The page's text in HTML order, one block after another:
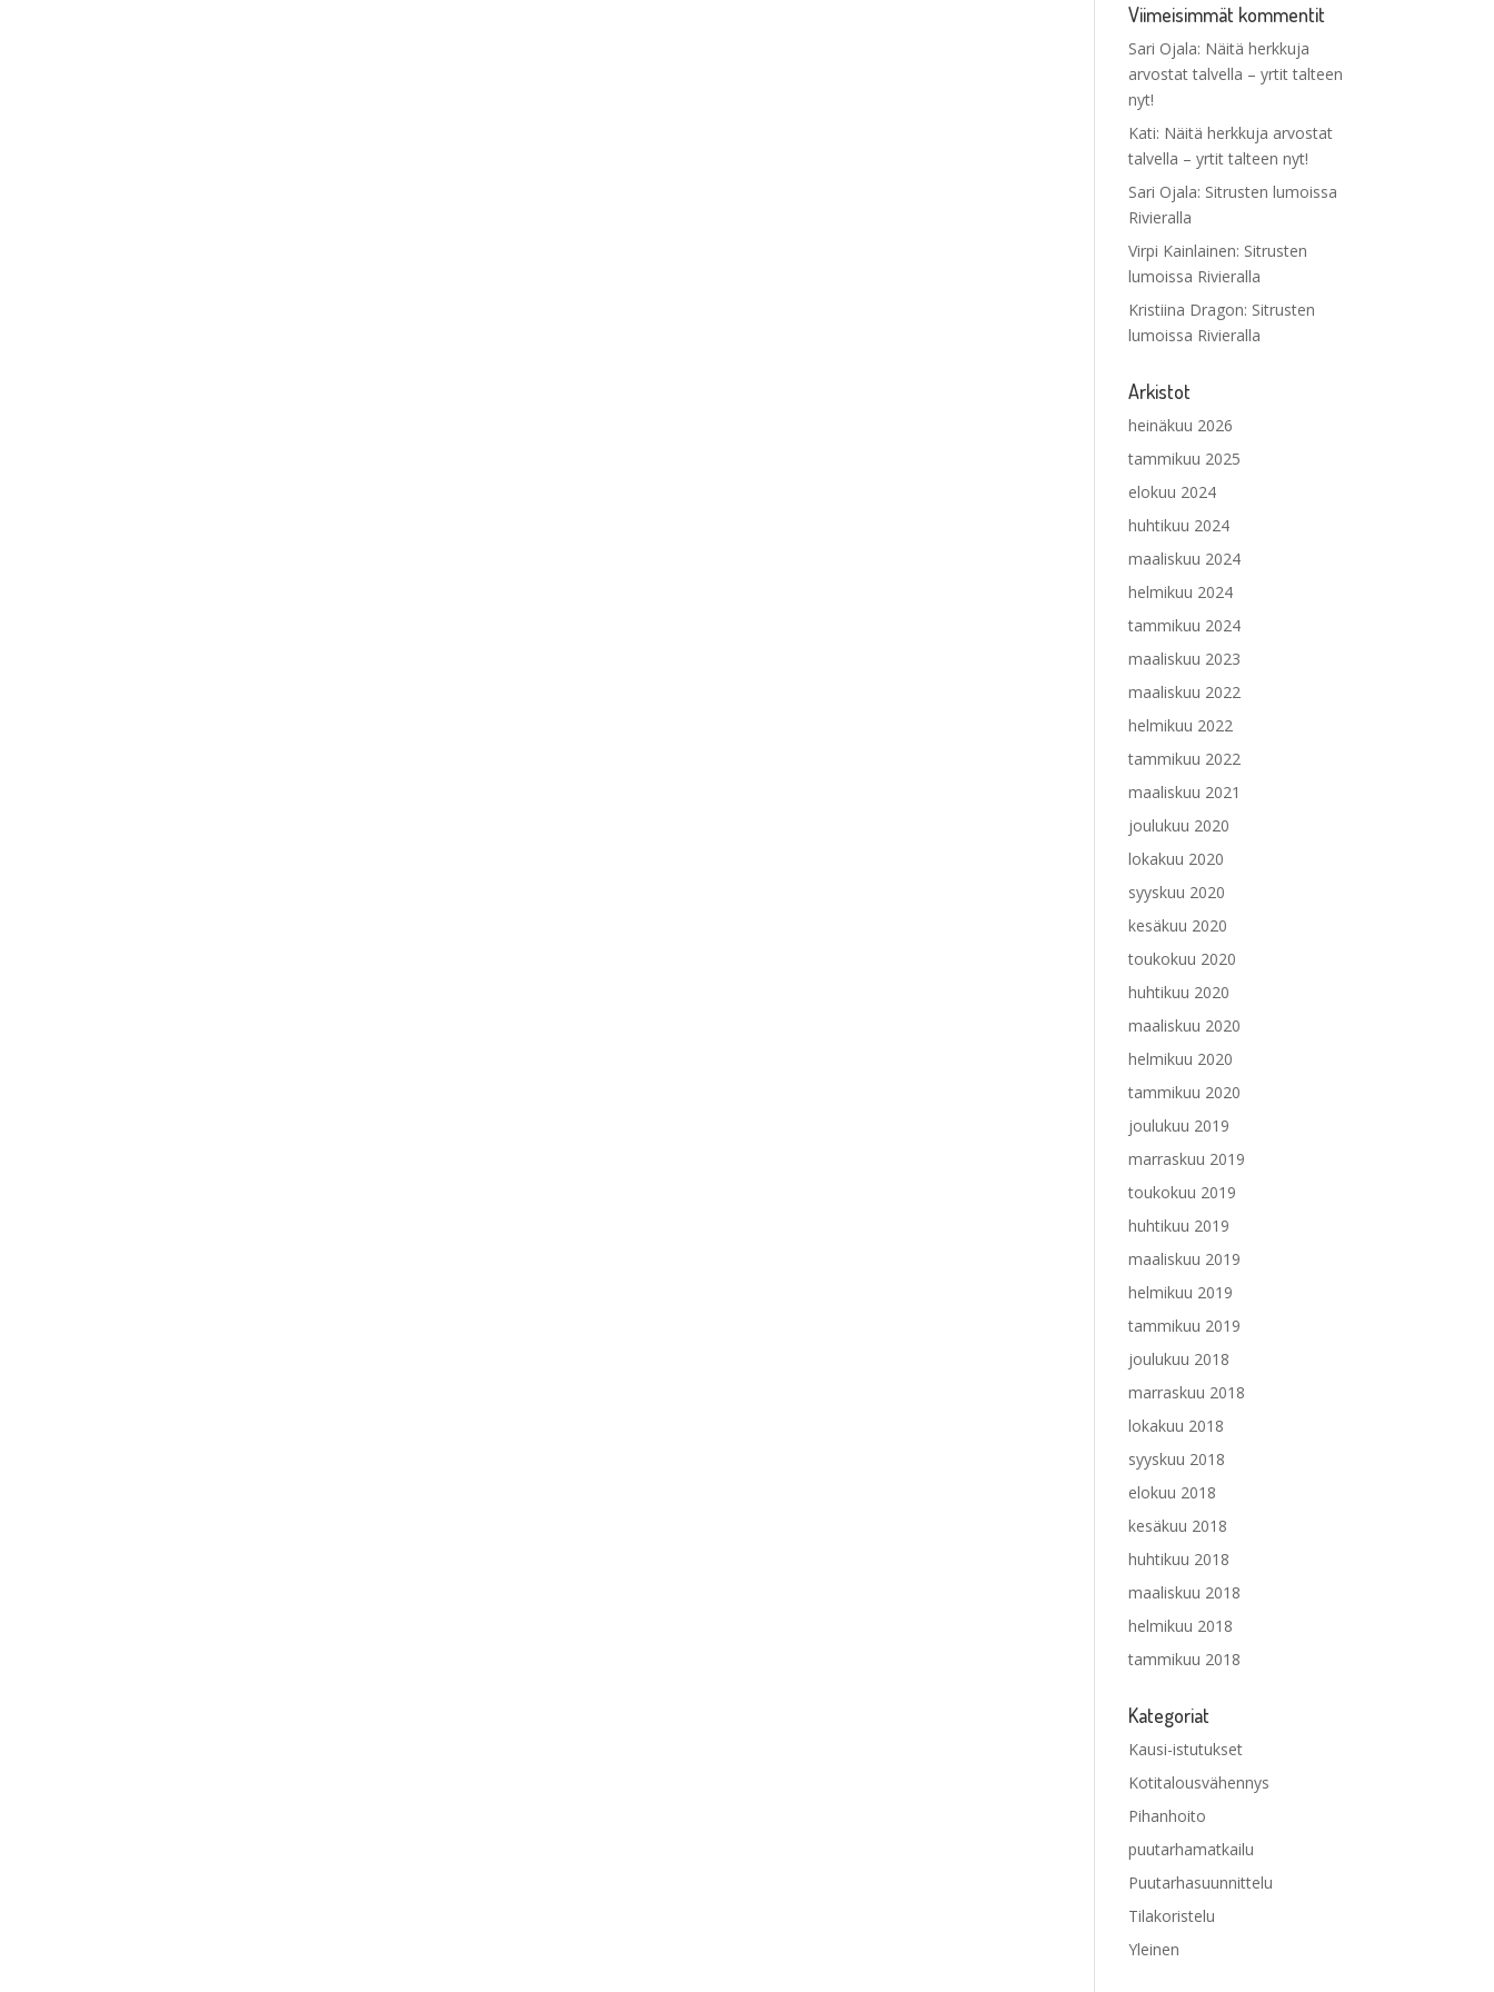
Viimeisimmät kommentit
Sari Ojala: Näitä herkkuja
arvostat talvella – yrtit talteen
nyt!
Kati: Näitä herkkuja arvostat
talvella – yrtit talteen nyt!
Sari Ojala: Sitrusten lumoissa
Rivieralla
Virpi Kainlainen: Sitrusten
lumoissa Rivieralla
Kristiina Dragon: Sitrusten
lumoissa Rivieralla
Arkistot
heinäkuu 2026
tammikuu 2025
elokuu 2024
huhtikuu 2024
maaliskuu 2024
helmikuu 2024
tammikuu 2024
maaliskuu 2023
maaliskuu 2022
helmikuu 2022
tammikuu 2022
maaliskuu 2021
joulukuu 2020
lokakuu 2020
syyskuu 2020
kesäkuu 2020
toukokuu 2020
huhtikuu 2020
maaliskuu 2020
helmikuu 2020
tammikuu 2020
joulukuu 2019
marraskuu 2019
toukokuu 2019
huhtikuu 2019
maaliskuu 2019
helmikuu 2019
tammikuu 2019
joulukuu 2018
marraskuu 2018
lokakuu 2018
syyskuu 2018
elokuu 2018
kesäkuu 2018
huhtikuu 2018
maaliskuu 2018
helmikuu 2018
tammikuu 2018
Kategoriat
Kausi-istutukset
Kotitalousvähennys
Pihanhoito
puutarhamatkailu
Puutarhasuunnittelu
Tilakoristelu
Yleinen